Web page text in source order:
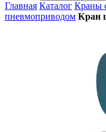
Главная Каталог Краны
пневмоприводом Кран